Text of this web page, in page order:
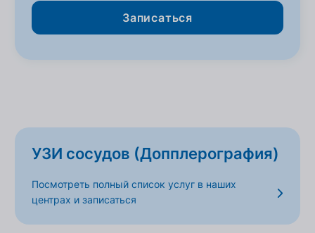
Записаться
УЗИ сосудов (Допплерография)
Посмотреть полный список услуг в наших
центрах и записаться